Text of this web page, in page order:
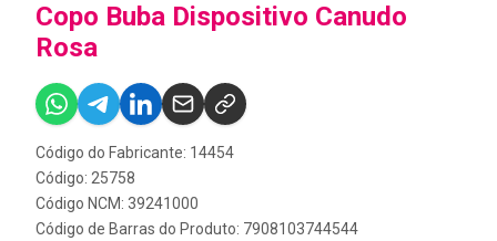
Copo Buba Dispositivo Canudo
Rosa
Código do Fabricante: 14454
Código: 25758
Código NCM: 39241000
Código de Barras do Produto: 7908103744544